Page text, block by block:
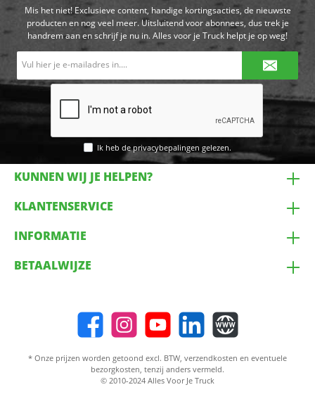
Mis het niet! Exclusieve content, handige kortingsacties, de nieuwste
producten en nog veel meer. Uitsluitend voor abonnees, dus trek je
handrem aan en schrijf je nu in. Alles voor je Truck helpt je op weg!
Ik heb deprivacybepalingen gelezen.
KUNNEN WIJ JE HELPEN?
KLANTENSERVICE
INFORMATIE
BETAALWIJZE
* Onze prijzen worden getoond excl. BTW, verzendkosten en eventuele
bezorgkosten, tenzij anders vermeld.
© 2010-2024 Alles Voor Je Truck